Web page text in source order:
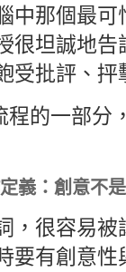
中那個最
很坦誠地
受批評、抨
程的一部分
義：創意不
，很容易
要有創意